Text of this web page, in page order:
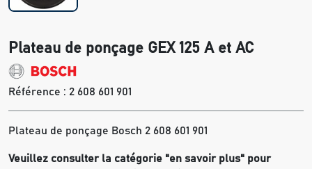
Plateau de ponçage GEX 125 A et AC
Référence : 2 608 601 901
Plateau de ponçage Bosch 2 608 601 901
Veuillez consulter la catégorie "en savoir plus" pour